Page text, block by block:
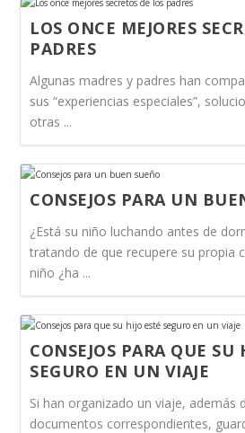
LOS ONCE MEJORES
PADRES
Algunas madres y padres han
sus “experiencias especiales”,
otras ...
CONSEJOS PARA UN
¿Está su niño luchando antes de
tratando de que recupere su propia
niño ¿ha ...
CONSEJOS PARA QUE SU
SEGURO EN UN VIAJE
Si han organizado un viaje, además
documentos correspondientes,